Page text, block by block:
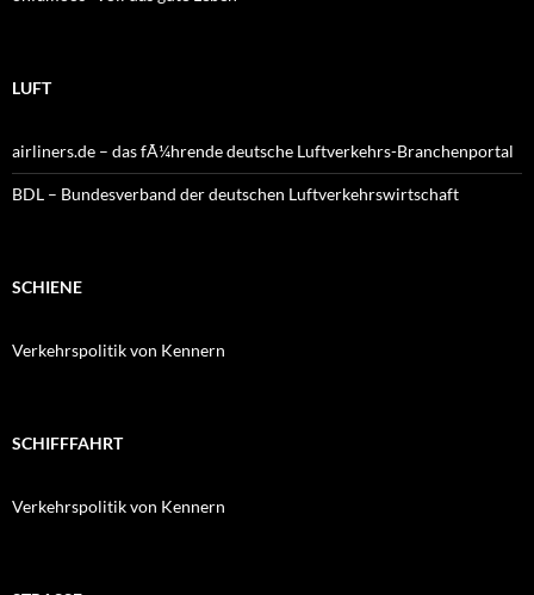
LUFT
airliners.de – das fÃ¼hrende deutsche Luftverkehrs-Branchenportal
BDL – Bundesverband der deutschen Luftverkehrswirtschaft
SCHIENE
Verkehrspolitik von Kennern
SCHIFFFAHRT
Verkehrspolitik von Kennern